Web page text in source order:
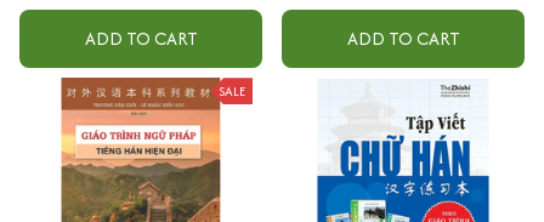
ADD TO CART ADD TO CART
SALE